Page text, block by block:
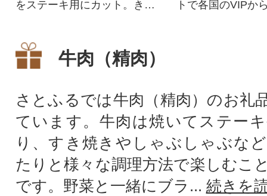
をステーキ用にカット。きめ
トで各国のVIPか
牛肉（精肉）
さとふるでは牛肉（精肉）のお礼
ています。牛肉は焼いてステー
り、すき焼きやしゃぶしゃぶな
たりと様々な調理方法で楽しむこ
です。野菜と一緒にブラ... 続きを